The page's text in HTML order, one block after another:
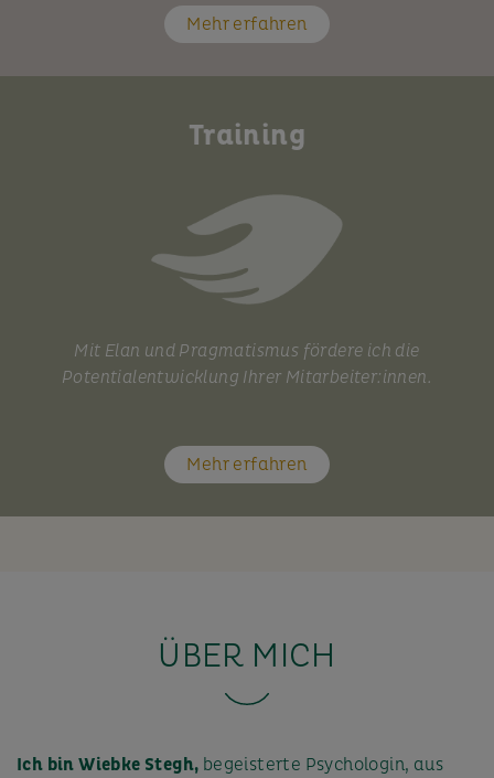
Mehr erfahren
Training
Mit Elan und Pragmatismus fördere ich die
Potentialentwicklung Ihrer Mitarbeiter:innen.
Mehr erfahren
ÜBER MICH
Ich bin Wiebke Stegh, begeisterte Psychologin, aus